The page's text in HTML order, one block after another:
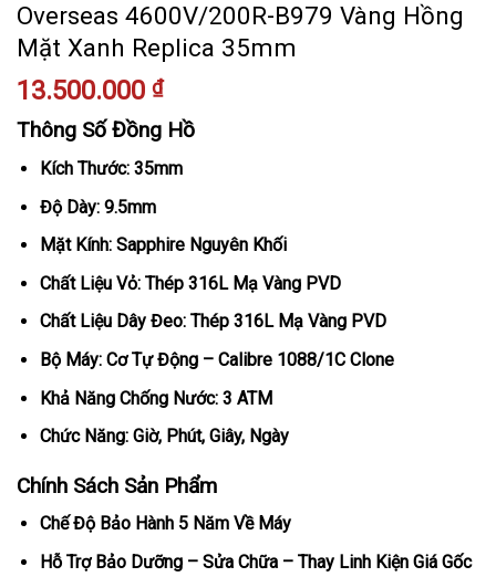
Overseas 4600V/200R-B979 Vàng Hồng
Mặt Xanh Replica 35mm
13.500.000 ₫
Thông Số Đồng Hồ
Kích Thước: 35mm
Độ Dày: 9.5mm
Mặt Kính: Sapphire Nguyên Khối
Chất Liệu Vỏ: Thép 316L Mạ Vàng PVD
Chất Liệu Dây Đeo: Thép 316L Mạ Vàng PVD
Bộ Máy: Cơ Tự Động – Calibre 1088/1C Clone
Khả Năng Chống Nước: 3 ATM
Chức Năng: Giờ, Phút, Giây, Ngày
Chính Sách Sản Phẩm
Chế Độ Bảo Hành 5 Năm Về Máy
Hỗ Trợ Bảo Dưỡng – Sửa Chữa – Thay Linh Kiện Giá Gốc